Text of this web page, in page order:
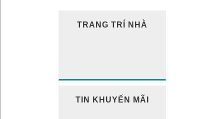
TRANG TRÍ NHÀ
TIN KHUYẾN MÃI